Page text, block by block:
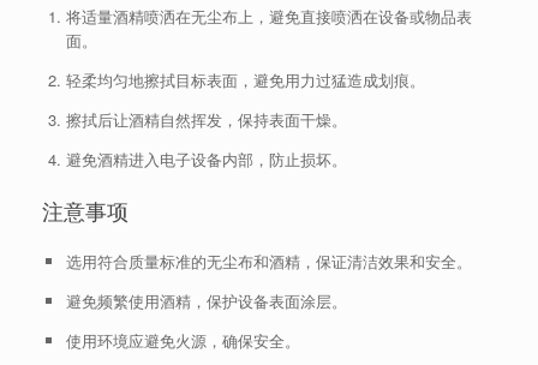
将适量酒精喷洒在无尘布上，避免直接喷洒在设备或物品表
面。
轻柔均匀地擦拭目标表面，避免用力过猛造成划痕。
擦拭后让酒精自然挥发，保持表面干燥。
避免酒精进入电子设备内部，防止损坏。
注意事项
选用符合质量标准的无尘布和酒精，保证清洁效果和安全。
避免频繁使用酒精，保护设备表面涂层。
使用环境应避免火源，确保安全。